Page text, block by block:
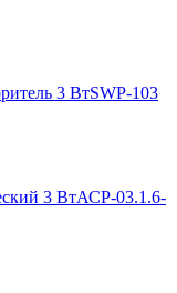
SWP-103
АСР-03.1.6-